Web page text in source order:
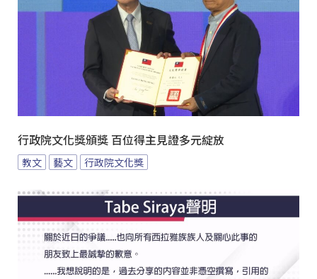
行政院文化獎頒獎 百位得主見證多元綻放
教文 藝文 行政院文化獎